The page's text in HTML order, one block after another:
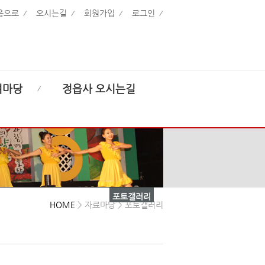
로그인
회원가입
오시는길
으로
당 정읍사 오시는길
HOME > 자료마당 > 포토갤러리
포토갤러리